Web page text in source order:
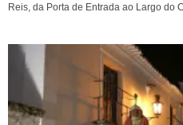
Reis, da Porta de Entrada ao Largo do